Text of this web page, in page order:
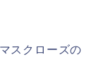
スクローズの